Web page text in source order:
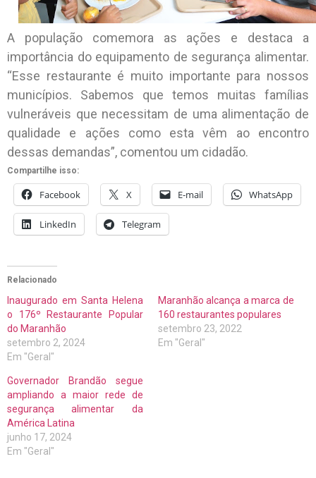
A população comemora as ações e destaca a
importância do equipamento de segurança alimentar.
“Esse restaurante é muito importante para nossos
municípios. Sabemos que temos muitas famílias
vulneráveis que necessitam de uma alimentação de
qualidade e ações como esta vêm ao encontro
dessas demandas”, comentou um cidadão.
Compartilhe isso:
Facebook X E-mail WhatsApp
LinkedIn Telegram
Relacionado
Inaugurado em Santa Helena
o 176º Restaurante Popular
do Maranhão
setembro 2, 2024
Em "Geral"
Maranhão alcança a marca de
160 restaurantes populares
setembro 23, 2022
Em "Geral"
Governador Brandão segue
ampliando a maior rede de
segurança alimentar da
América Latina
junho 17, 2024
Em "Geral"